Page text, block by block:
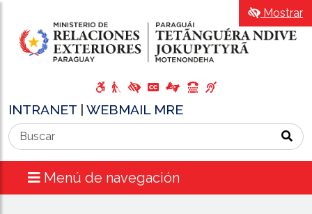
INTRANET WEBMAIL MRE
Menú de navegación
Mostrar